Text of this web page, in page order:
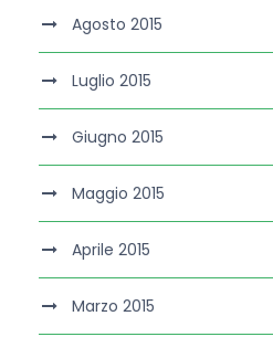
Agosto 2015
Luglio 2015
Giugno 2015
Maggio 2015
Aprile 2015
Marzo 2015